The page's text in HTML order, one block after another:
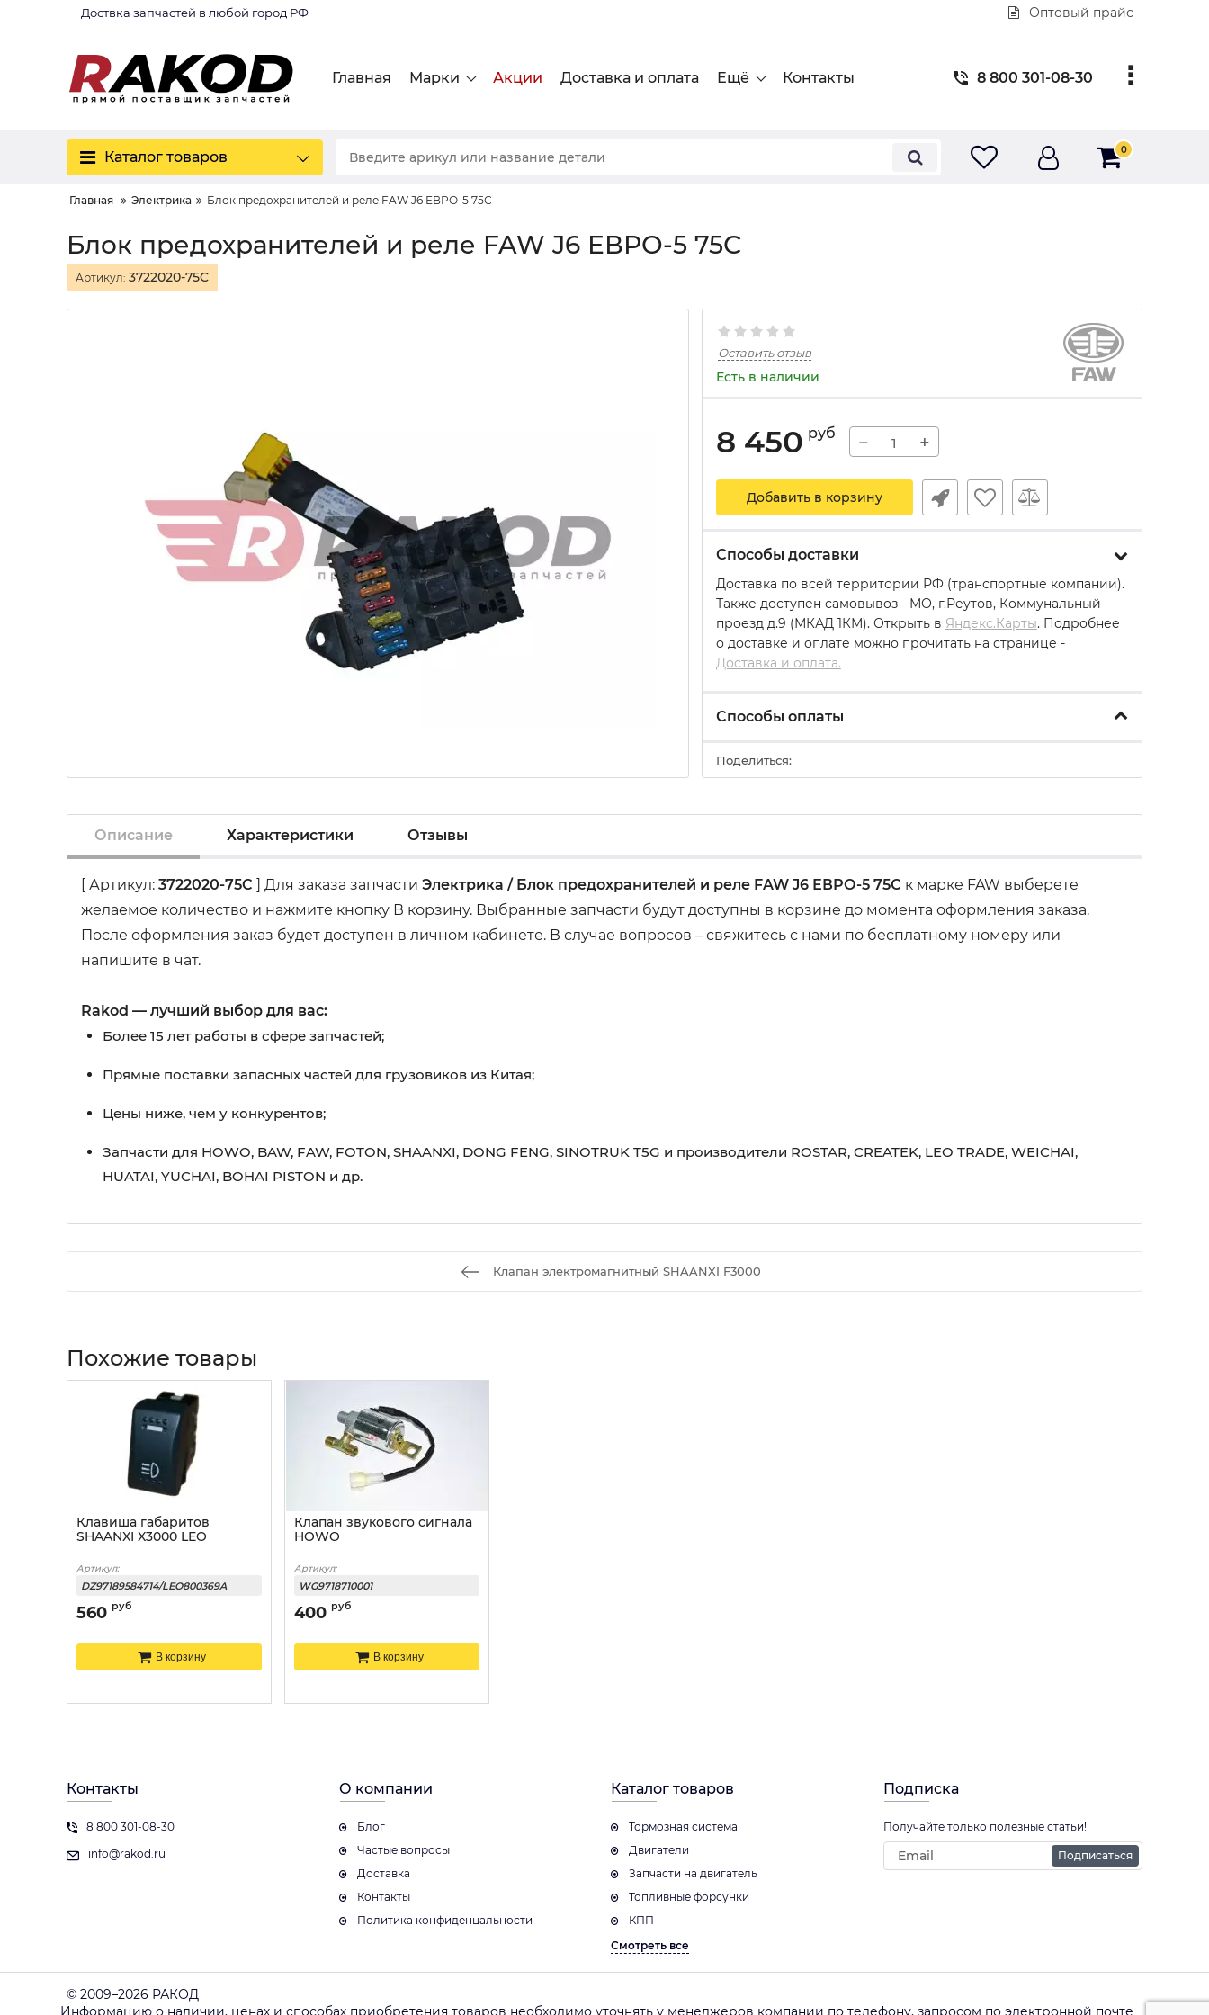
Доствка запчастей в любой город РФ Оптовый прайс
Главная Марки Акции Доставка и оплата Ещё Контакты 8 800 301-08-30
Каталог товаров 0
Главная Электрика Блок предохранителей и реле FAW J6 ЕВРО-5 75С
Блок предохранителей и реле FAW J6 ЕВРО-5 75С
Артикул: 3722020-75C
Оставить отзыв
Есть в наличии
8 450 руб − +
Добавить в корзину
Способы доставки
Доставка по всей территории РФ (транспортные компании).
Также доступен самовывоз - МО, г.Реутов, Коммунальный
проезд д.9 (МКАД 1КМ). Открыть в Яндекс.Карты. Подробнее
о доставке и оплате можно прочитать на странице -
Доставка и оплата.
Способы оплаты
Поделиться:
Описание Характеристики Отзывы
[ Артикул: 3722020-75C ] Для заказа запчасти Электрика / Блок предохранителей и реле FAW J6 ЕВРО-5 75С к марке FAW выберете
желаемое количество и нажмите кнопку В корзину. Выбранные запчасти будут доступны в корзине до момента оформления заказа.
После оформления заказ будет доступен в личном кабинете. В случае вопросов – свяжитесь с нами по бесплатному номеру или
напишите в чат.
Rakod — лучший выбор для вас:
Более 15 лет работы в сфере запчастей;
Прямые поставки запасных частей для грузовиков из Китая;
Цены ниже, чем у конкурентов;
Запчасти для HOWO, BAW, FAW, FOTON, SHAANXI, DONG FENG, SINOTRUK T5G и производители ROSTAR, CREATEK, LEO TRADE, WEICHAI,
HUATAI, YUCHAI, BOHAI PISTON и др.
Клапан электромагнитный SHAANXI F3000
Похожие товары
Клавиша габаритов
SHAANXI X3000 LEO
Артикул:
DZ97189584714/LEO800369A
560 руб
В корзину
Клапан звукового сигнала
HOWO
Артикул:
WG9718710001
400 руб
В корзину
Контакты
8 800 301-08-30
info@rakod.ru
О компании
Блог
Частые вопросы
Доставка
Контакты
Политика конфиденцальности
Каталог товаров
Тормозная система
Двигатели
Запчасти на двигатель
Топливные форсунки
КПП
Смотреть все
Подписка
Получайте только полезные статьи!
Подписаться
© 2009–2026 РАКОД